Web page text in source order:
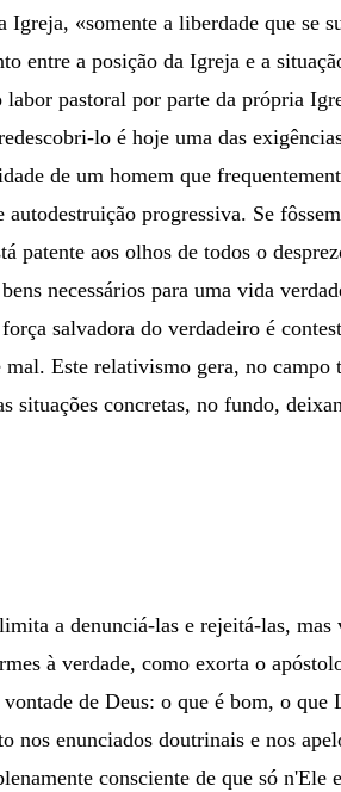
«somente a liberdade que se
entre a posição da Igreja e a
pastoral por parte da própria
lo é hoje uma das
de um homem que
progressiva. Se
aos olhos de todos o
necessários para uma vida
salvadora do verdadeiro é
Este relativismo gera, no
concretas, no fundo,
a denunciá-las e rejeitá-las,
à verdade, como exorta o
de Deus: o que é bom, o
enunciados doutrinais e nos
consciente de que só